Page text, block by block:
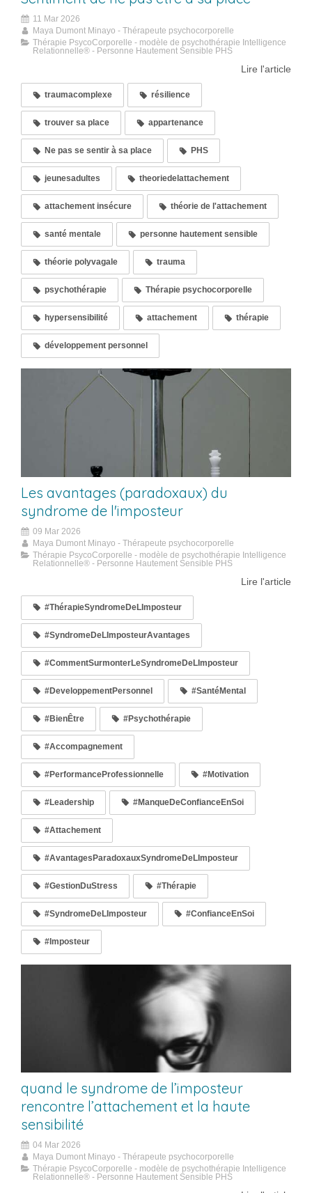
11 Mar 2026
Maya Dumont Minayo - Thérapeute psychocorporelle
Thérapie PsycoCorporelle - modèle de psychothérapie Intelligence
Relationnelle® - Personne Hautement Sensible PHS
Lire l'article
traumacomplexe résilience
trouver sa place appartenance
Ne pas se sentir à sa place PHS
jeunesadultes theoriedelattachement
attachement insécure théorie de l'attachement
santé mentale personne hautement sensible
théorie polyvagale trauma
psychothérapie Thérapie psychocorporelle
hypersensibilité attachement thérapie
développement personnel
Les avantages (paradoxaux) du
syndrome de l'imposteur
09 Mar 2026
Maya Dumont Minayo - Thérapeute psychocorporelle
Thérapie PsycoCorporelle - modèle de psychothérapie Intelligence
Relationnelle® - Personne Hautement Sensible PHS
Lire l'article
#ThérapieSyndromeDeLImposteur
#SyndromeDeLImposteurAvantages
#CommentSurmonterLeSyndromeDeLImposteur
#DeveloppementPersonnel #SantéMental
#BienÊtre #Psychothérapie
#Accompagnement
#PerformanceProfessionnelle #Motivation
#Leadership #ManqueDeConfianceEnSoi
#Attachement
#AvantagesParadoxauxSyndromeDeLImposteur
#GestionDuStress #Thérapie
#SyndromeDeLImposteur #ConfianceEnSoi
#Imposteur
quand le syndrome de l’imposteur
rencontre l’attachement et la haute
sensibilité
04 Mar 2026
Maya Dumont Minayo - Thérapeute psychocorporelle
Thérapie PsycoCorporelle - modèle de psychothérapie Intelligence
Relationnelle® - Personne Hautement Sensible PHS